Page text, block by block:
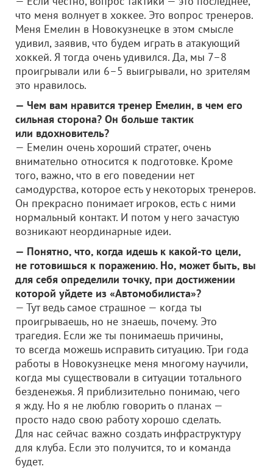
что меня волнует в хоккее. Это вопрос тренеров.
Меня Емелин в Новокузнецке в этом смысле
удивил, заявив, что будем играть в атакующий
хоккей. Я тогда очень удивился. Да, мы 7–8
проигрывали или 6–5 выигрывали, но зрителям
это нравилось.
— Чем вам нравится тренер Емелин, в чем его
сильная сторона? Он больше тактик
или вдохновитель?
— Емелин очень хороший стратег, очень
внимательно относится к подготовке. Кроме
того, важно, что в его поведении нет
самодурства, которое есть у некоторых тренеров.
Он прекрасно понимает игроков, есть с ними
нормальный контакт. И потом у него зачастую
возникают неординарные идеи.
— Понятно, что, когда идешь к какой-то цели,
не готовишься к поражению. Но, может быть, вы
для себя определили точку, при достижении
которой уйдете из «Автомобилиста»?
— Тут ведь самое страшное — когда ты
проигрываешь, но не знаешь, почему. Это
трагедия. Если же ты понимаешь причины,
то всегда можешь исправить ситуацию. Три года
работы в Новокузнецке меня многому научили,
когда мы существовали в ситуации тотального
безденежья. Я приблизительно понимаю, чего
я жду. Но я не люблю говорить о планах —
просто надо свою работу хорошо сделать.
Для нас сейчас важно создать инфраструктуру
для клуба. Если это получится, то и команда
будет.